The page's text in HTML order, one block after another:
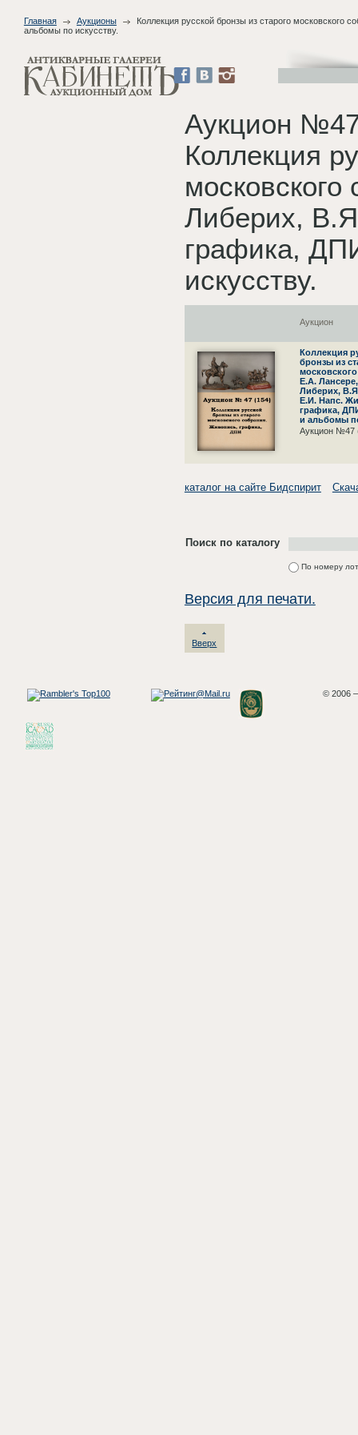
Главная Аукционы
Коллекция русской бронзы из старого
альбомы по искусству.
Аукцион
Коллекция
Либерих,
графика,
искусству.
Аукцион
Коллекция
бронзы из
Е.А.
Либерих,
Е.И. Напс.
графика,
и альбомы
Аукцион №47
каталог на сайте Бидспирит
Поиск по каталогу
По номеру
Версия для печати.
Вверх
© 2006